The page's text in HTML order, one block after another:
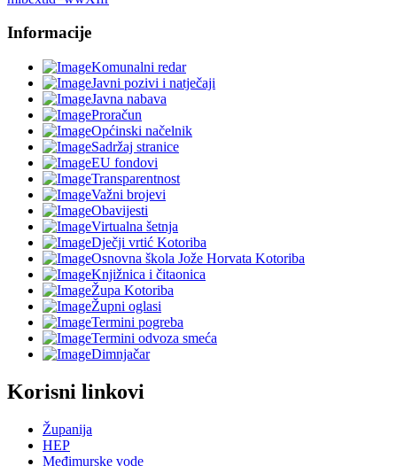
Informacije
Komunalni redar
Javni pozivi i natječaji
Javna nabava
Proračun
Općinski načelnik
Sadržaj stranice
EU fondovi
Transparentnost
Važni brojevi
Obavijesti
Virtualna šetnja
Dječji vrtić Kotoriba
Osnovna škola Jože Horvata Kotoriba
Knjižnica i čitaonica
Župa Kotoriba
Župni oglasi
Termini pogreba
Termini odvoza smeća
Dimnjačar
Korisni linkovi
Županija
HEP
Međimurske vode